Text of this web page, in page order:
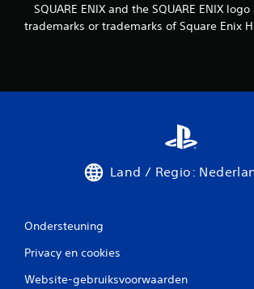
SQUARE ENIX and the SQUARE ENIX
trademarks or trademarks of Square Enix
Land / Regio:
Ondersteuning
Privacy en cookies
Website-gebruiksvoorwaarden